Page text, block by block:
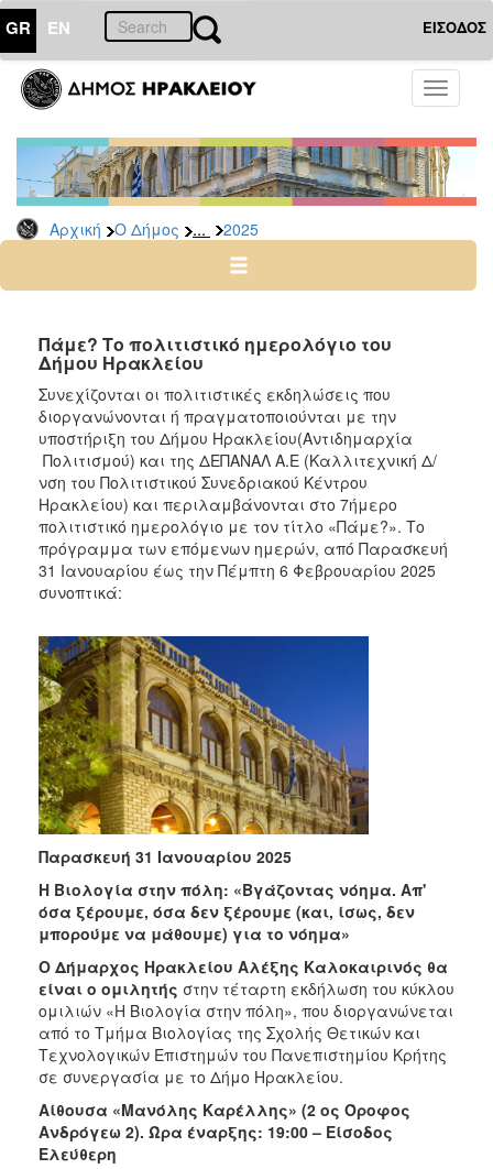
GR EN ΕΙΣΟΔΟΣ
Toggle
Αρχική Ο Δήμος ... 2025
ΔΗΜΟΣ
Δελτία
Τύπου
Αρχείο
2026
2024
2022
2021
2020
2019
2018
2017
2016
2015
2012
2011
2010
2006
ΤΟΠΟΣ
ΠΟΛΙΤΙΣΜΟΣ
ΑΝΘΕΚΤΙΚΗ
ΠΟΛΗ
Πάμε? Το πολιτιστικό ημερολόγιο του
Δήμου Ηρακλείου
Συνεχίζονται οι πολιτιστικές εκδηλώσεις που
διοργανώνονται ή πραγματοποιούνται με την
υποστήριξη του Δήμου Ηρακλείου(Αντιδημαρχία
Πολιτισμού) και της ΔΕΠΑΝΑΛ Α.Ε (Καλλιτεχνική Δ/
νση του Πολιτιστικού Συνεδριακού Κέντρου
Ηρακλείου) και περιλαμβάνονται στο 7ήμερο
πολιτιστικό ημερολόγιο με τον τίτλο «Πάμε?». Το
πρόγραμμα των επόμενων ημερών, από Παρασκευή
31 Ιανουαρίου έως την Πέμπτη 6 Φεβρουαρίου 2025
συνοπτικά:
Παρασκευή 31 Ιανουαρίου 2025
Η Βιολογία στην πόλη: «Βγάζοντας νόημα. Απ'
όσα ξέρουμε, όσα δεν ξέρουμε (και, ίσως, δεν
μπορούμε να μάθουμε) για το νόημα»
Ο Δήμαρχος Ηρακλείου Αλέξης Καλοκαιρινός θα
είναι ο ομιλητής στην τέταρτη εκδήλωση του κύκλου
ομιλιών «Η Βιολογία στην πόλη», που διοργανώνεται
από το Τμήμα Βιολογίας της Σχολής Θετικών και
Τεχνολογικών Επιστημών του Πανεπιστημίου Κρήτης
σε συνεργασία με το Δήμο Ηρακλείου.
Αίθουσα «Μανόλης Καρέλλης» (2 ος Όροφος
Ανδρόγεω 2). Ώρα έναρξης: 19:00 – Είσοδος
Ελεύθερη